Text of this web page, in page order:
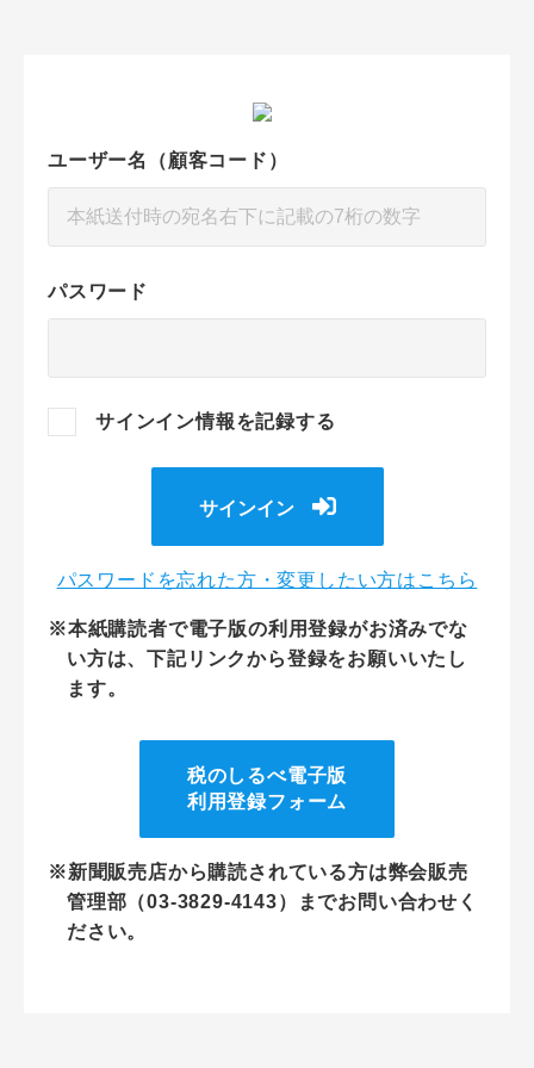
ユーザー名（顧客コード）
パスワード
サインイン情報を記録する
サインイン
パスワードを忘れた方・変更したい方はこちら
※本紙購読者で電子版の利用登録がお済みでな
い方は、下記リンクから登録をお願いいたし
ます。
税のしるべ電子版
利用登録フォーム
※新聞販売店から購読されている方は弊会販売
管理部（03-3829-4143）までお問い合わせく
ださい。